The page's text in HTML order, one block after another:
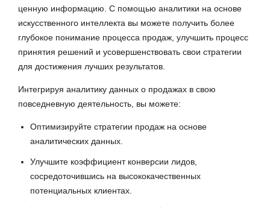
ценную информацию. С помощью аналитики на основе
искусственного интеллекта вы можете получить более
глубокое понимание процесса продаж, улучшить процесс
принятия решений и усовершенствовать свои стратегии
для достижения лучших результатов.
Интегрируя аналитику данных о продажах в свою
повседневную деятельность, вы можете:
Оптимизируйте стратегии продаж на основе
аналитических данных.
Улучшите коэффициент конверсии лидов,
сосредоточившись на высококачественных
потенциальных клиентах.